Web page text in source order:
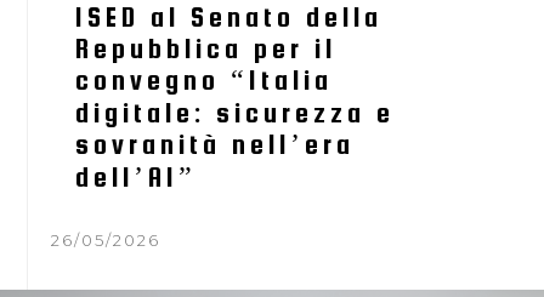
ISED al Senato della
Repubblica per il
convegno “Italia
digitale: sicurezza e
sovranità nell’era
dell’AI”
26/05/2026